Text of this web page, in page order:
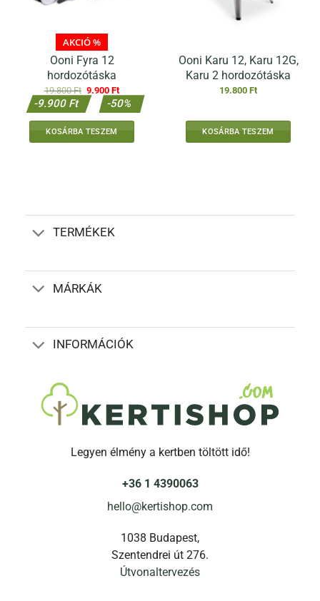
választhatók
ki
AKCIÓ %
Ooni Fyra 12
hordozótáska
19.800Ft Original
price
was:
9.900 FtCurrent
price
is:
-9.900 Ft -50%
KOSÁRBA TESZEM
Ooni Karu 12, Karu 12G,
Karu 2 hordozótáska
19.800 Ft
KOSÁRBA TESZEM
TERMÉKEK
MÁRKÁK
INFORMÁCIÓK
Legyen élmény a kertben töltött idő!
+36 1 4390063
hello@kertishop.com
1038 Budapest,
Szentendrei út 276.
Útvonaltervezés